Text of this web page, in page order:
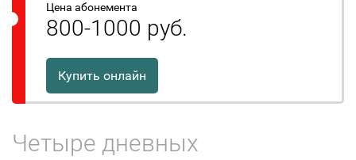
Цена абонемента
800-1000 руб.
Купить онлайн
Четыре дневных